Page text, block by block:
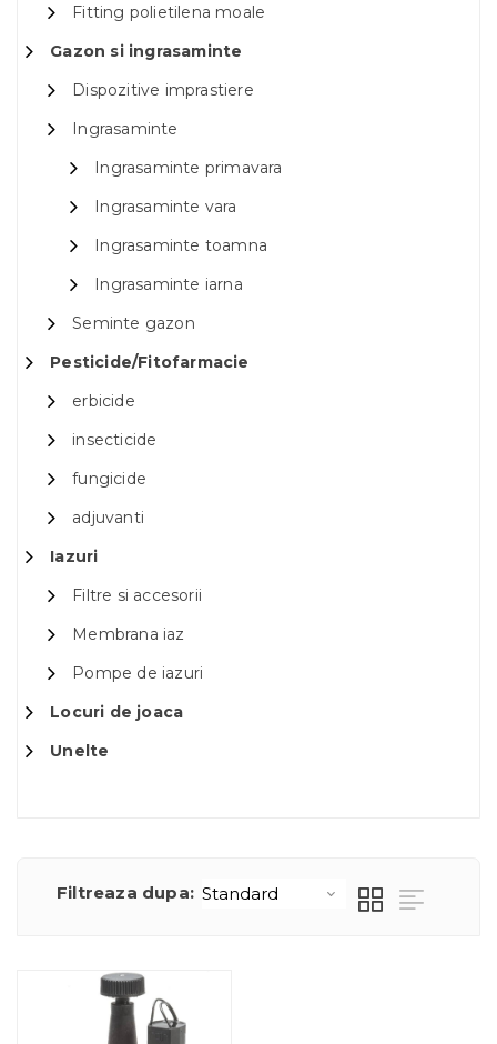
Fitting polietilena moale
Gazon si ingrasaminte
Dispozitive imprastiere
Ingrasaminte
Ingrasaminte primavara
Ingrasaminte vara
Ingrasaminte toamna
Ingrasaminte iarna
Seminte gazon
Pesticide/Fitofarmacie
erbicide
insecticide
fungicide
adjuvanti
Iazuri
Filtre si accesorii
Membrana iaz
Pompe de iazuri
Locuri de joaca
Unelte
Filtreaza dupa: